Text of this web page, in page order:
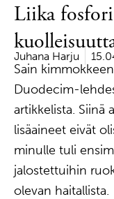
Liika fosfori
Juhana Harju
Sain
Duodecim-
artikkelista. Siinä
lisäaineet eivät
minulle tuli
jalostettuihin
olevan haitallista.